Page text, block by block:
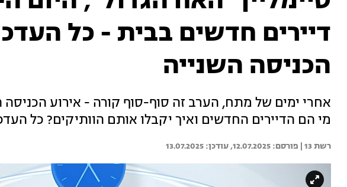
דיירים חדשים בבית - כל
הכניסה השנייה
אחרי ימים של מתח, הערב זה סוף-סוף קורה - אירוע הכניסה
מי הם הדיירים החדשים ואיך יקבלו אותם הוותיקים? כל
רשת 13 | 12.07.2025
13.07.2025